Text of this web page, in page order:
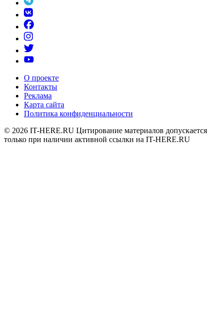
О проекте
Контакты
Реклама
Карта сайта
Политика конфиденциальности
© 2026 IT-HERE.RU Цитирование материалов допускается
только при наличии активной ссылки на IT-HERE.RU